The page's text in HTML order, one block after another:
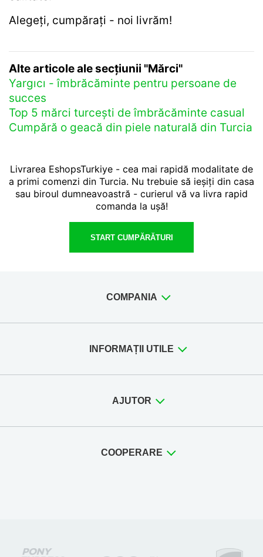
Alegeți, cumpărați - noi livrăm!
Alte articole ale secțiunii "Mărci"
Yargıcı - îmbrăcăminte pentru persoane de
succes
Top 5 mărci turcești de îmbrăcăminte casual
Cumpără o geacă din piele naturală din Turcia
Livrarea EshopsTurkiye - cea mai rapidă modalitate de
a primi comenzi din Turcia. Nu trebuie să ieșiți din casa
sau biroul dumneavoastră - curierul vă va livra rapid
comanda la ușă!
START CUMPĂRĂTURI
COMPANIA
INFORMAȚII UTILE
AJUTOR
COOPERARE